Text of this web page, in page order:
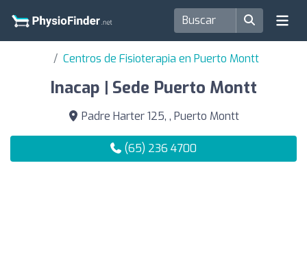
Centros de Fisioterapia en Puerto Montt
Inacap | Sede Puerto Montt
Padre Harter 125, , Puerto Montt
(65) 236 4700